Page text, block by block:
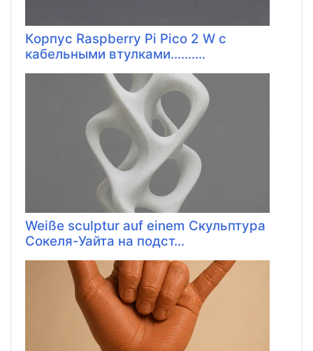
Корпус Raspberry Pi Pico 2 W с
кабельными втулками..........
Weiße sculptur auf einem Скульптура
Сокеля-Уайта на подст...